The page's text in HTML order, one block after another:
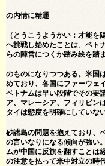
の内情に精通
（とうこうようかい：才能を
へ挑戦し始めたことは、ベト
らの陣営につくか踏み絵を踏
のものになりつつある。米国
めており、各国にファーウェ
ベトナムは早い段階でその要
ア、マレーシア、フィリピン
タイは態度を明確にしていない
砂諸島の問題を抱えており、
の言いなりになる傾向が強い
ムが中国に反旗を翻すことは
の注意を払って米中対立の時